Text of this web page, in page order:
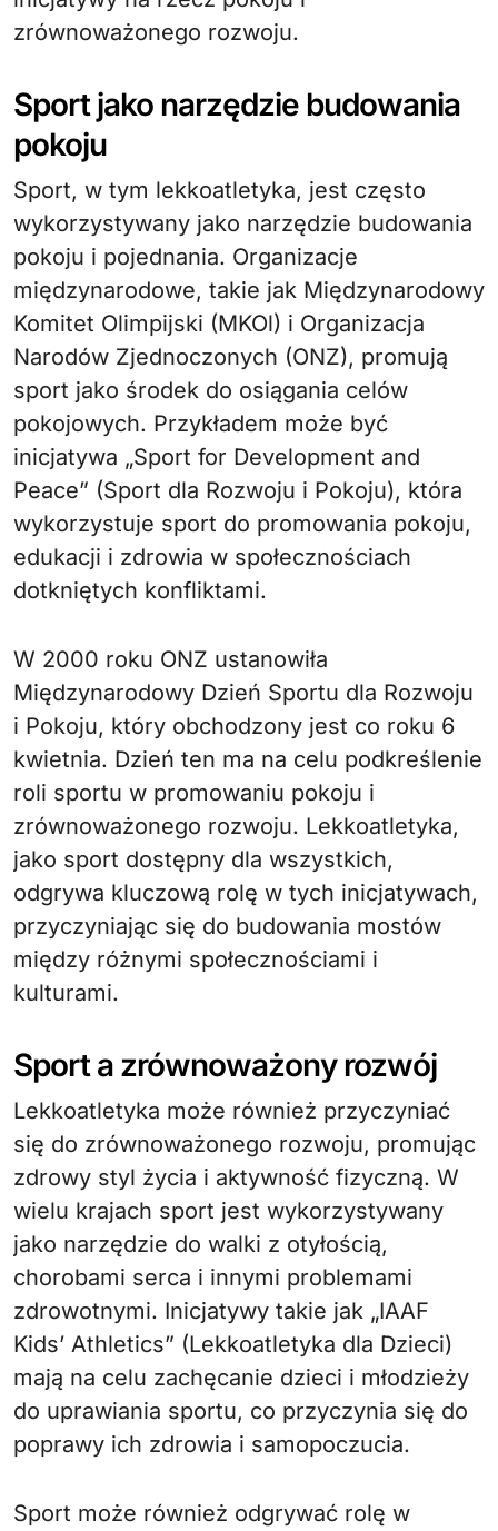
zrównoważonego rozwoju.
Sport jako narzędzie budowania
pokoju
Sport, w tym lekkoatletyka, jest często
wykorzystywany jako narzędzie budowania
pokoju i pojednania. Organizacje
międzynarodowe, takie jak Międzynarodowy
Komitet Olimpijski (MKOl) i Organizacja
Narodów Zjednoczonych (ONZ), promują
sport jako środek do osiągania celów
pokojowych. Przykładem może być
inicjatywa „Sport for Development and
Peace” (Sport dla Rozwoju i Pokoju), która
wykorzystuje sport do promowania pokoju,
edukacji i zdrowia w społecznościach
dotkniętych konfliktami.
W 2000 roku ONZ ustanowiła
Międzynarodowy Dzień Sportu dla Rozwoju
i Pokoju, który obchodzony jest co roku 6
kwietnia. Dzień ten ma na celu podkreślenie
roli sportu w promowaniu pokoju i
zrównoważonego rozwoju. Lekkoatletyka,
jako sport dostępny dla wszystkich,
odgrywa kluczową rolę w tych inicjatywach,
przyczyniając się do budowania mostów
między różnymi społecznościami i
kulturami.
Sport a zrównoważony rozwój
Lekkoatletyka może również przyczyniać
się do zrównoważonego rozwoju, promując
zdrowy styl życia i aktywność fizyczną. W
wielu krajach sport jest wykorzystywany
jako narzędzie do walki z otyłością,
chorobami serca i innymi problemami
zdrowotnymi. Inicjatywy takie jak „IAAF
Kids’ Athletics” (Lekkoatletyka dla Dzieci)
mają na celu zachęcanie dzieci i młodzieży
do uprawiania sportu, co przyczynia się do
poprawy ich zdrowia i samopoczucia.
Sport może również odgrywać rolę w